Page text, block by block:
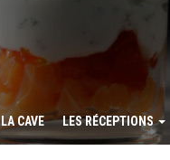
LA CAVE LES RÉCEPTIONS